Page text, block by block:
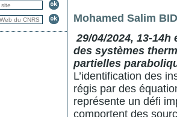
Mohamed Salim
29/04/2024, 13-
des systèmes
partielles
L’identification des
régis par des
représente un défi
comportent des